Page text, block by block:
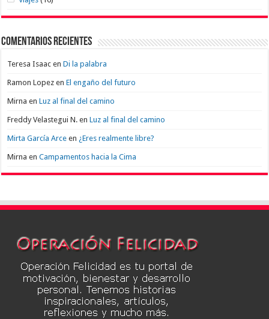
Comentarios recientes
Teresa Isaac enDi la palabra
Ramon Lopez enEl engaño del futuro
Mirna enLuz al final del camino
Freddy Velastegui N. enLuz al final del camino
Mirta García Arce en ¿Eres realmente libre?
Mirna enCampamentos hacia la Cima